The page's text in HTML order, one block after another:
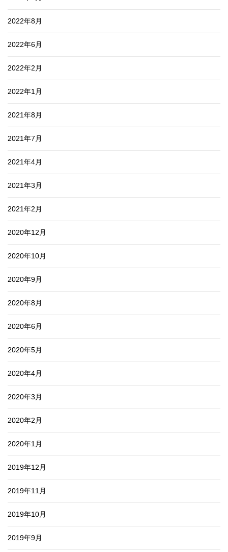
2022年8月
2022年6月
2022年2月
2022年1月
2021年8月
2021年7月
2021年4月
2021年3月
2021年2月
2020年12月
2020年10月
2020年9月
2020年8月
2020年6月
2020年5月
2020年4月
2020年3月
2020年2月
2020年1月
2019年12月
2019年11月
2019年10月
2019年9月